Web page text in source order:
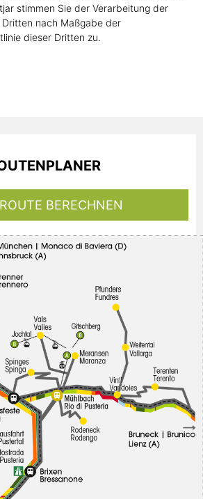
stimmen Sie der Verarbeitung der
nach Maßgabe der
dieser Dritten zu.
BERECHNEN